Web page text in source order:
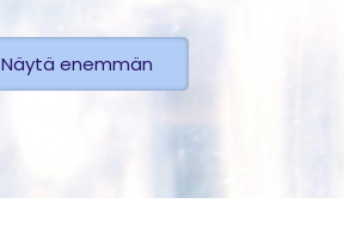
Näytä enemmän